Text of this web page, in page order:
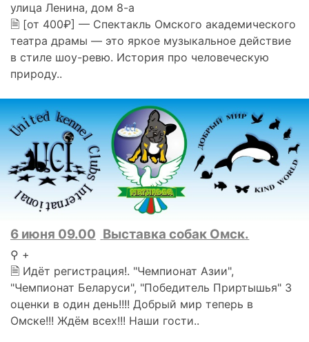
улица Ленина, дом 8-а
🗎 [от 400₽] — Спектакль Омского академического
театра драмы — это яркое музыкальное действие
в стиле шоу-ревю. История про человеческую
природу..
6 июня 09.00 Выставка собак Омск.
⚲ +
🗎 Идёт регистрация!. "Чемпионат Азии",
"Чемпионат Беларуси", "Победитель Приртышья" 3
оценки в один день!!!! Добрый мир теперь в
Омске!!! Ждём всех!!! Наши гости..